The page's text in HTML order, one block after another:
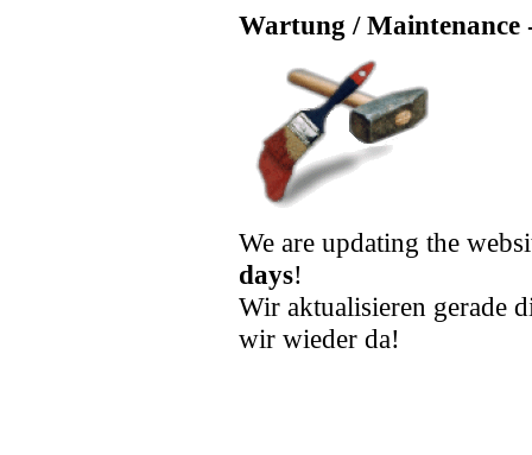
Wartung / Maintenance
We are updating the
days!
Wir aktualisieren gerade
wir wieder da!